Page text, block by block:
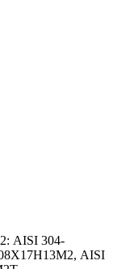
AISI 304-
AISI